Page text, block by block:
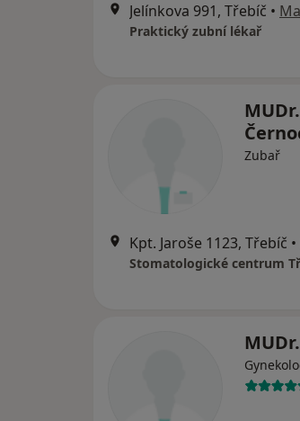
Jelínkova 991, Třebíč •
Praktický zubní lékař
Zubař
Kpt. Jaroše 1123, Třebíč •
Stomatologické centrum